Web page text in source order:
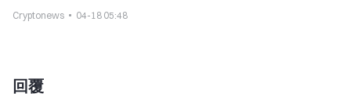
Cryptonews 04-18 05:48
回覆